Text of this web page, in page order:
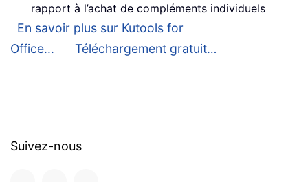
rapport à l’achat de compléments individuels
En savoir plus sur Kutools for
Office...
Téléchargement gratuit…
Suivez-nous